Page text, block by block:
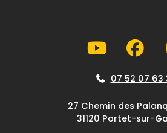
07 52 07 63
27 Chemin des
31120 Portet-sur-